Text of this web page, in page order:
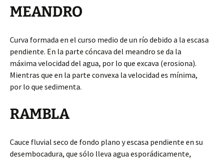
MEANDRO
Curva formada en el curso medio de un río debido a la escasa
pendiente. En la parte cóncava del meandro se da la
máxima velocidad del agua, por lo que excava (erosiona).
Mientras que en la parte convexa la velocidad es mínima,
por lo que sedimenta.
RAMBLA
Cauce fluvial seco de fondo plano y escasa pendiente en su
desembocadura, que sólo lleva agua esporádicamente,